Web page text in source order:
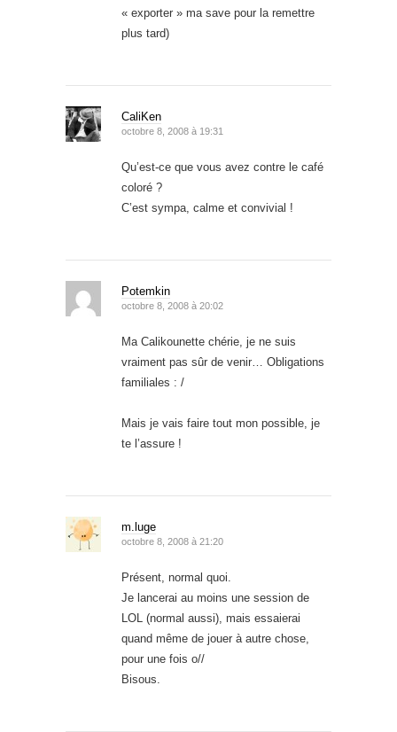
« exporter » ma save pour la remettre
plus tard)
CaliKen
octobre 8, 2008 à 19:31
Qu’est-ce que vous avez contre le café
coloré ?
C’est sympa, calme et convivial !
Potemkin
octobre 8, 2008 à 20:02
Ma Calikounette chérie, je ne suis
vraiment pas sûr de venir… Obligations
familiales : /
Mais je vais faire tout mon possible, je
te l’assure !
m.luge
octobre 8, 2008 à 21:20
Présent, normal quoi.
Je lancerai au moins une session de
LOL (normal aussi), mais essaierai
quand même de jouer à autre chose,
pour une fois o//
Bisous.